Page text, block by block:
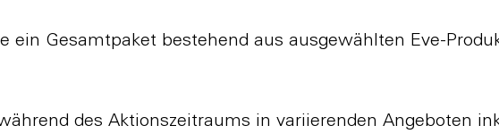
ein Gesamtpaket bestehend aus ausgewählten Eve-
des Aktionszeitraums in variierenden Angeboten